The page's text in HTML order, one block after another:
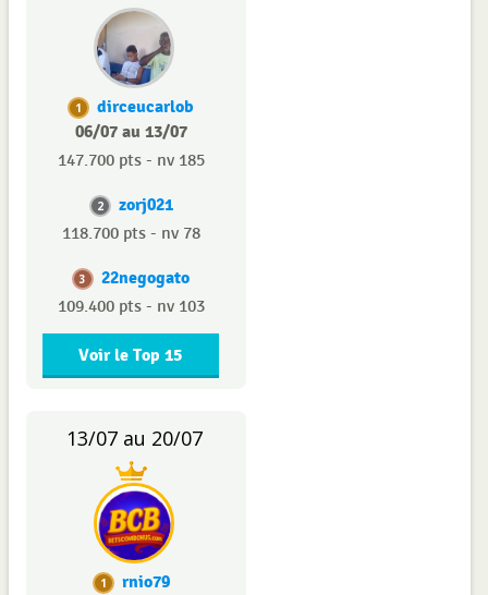
1
dirceucarlob
06/07 au 13/07
147.700 pts - nv 185
2 zorj021
118.700 pts - nv 78
3 22negogato
109.400 pts - nv 103
Voir le Top 15
13/07 au 20/07
1
rnio79